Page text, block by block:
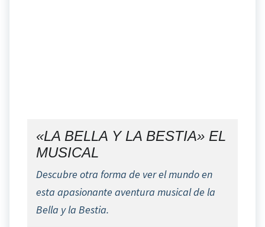
«LA BELLA Y LA BESTIA» EL
MUSICAL
Descubre otra forma de ver el mundo en
esta apasionante aventura musical de la
Bella y la Bestia.